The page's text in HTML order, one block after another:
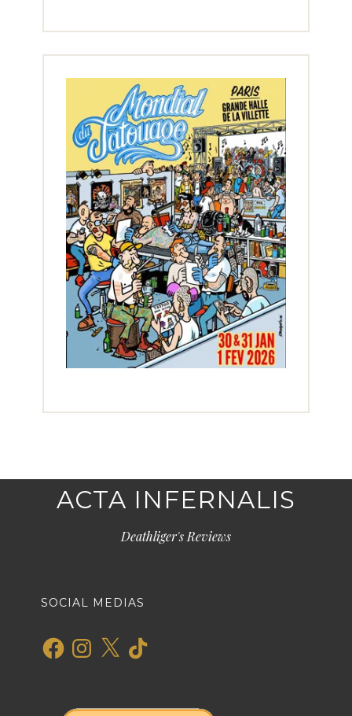
ACTA INFERNALIS
Deathliger's Reviews
SOCIAL MEDIAS
FacebookInstagram
X TikTok